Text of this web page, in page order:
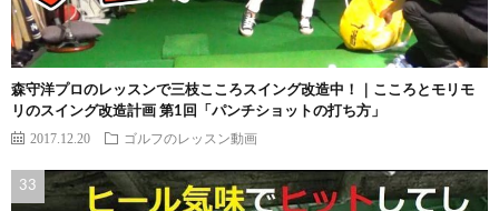
森守洋プロのレッスンで三枝こころスイング改造中！｜こころとモリモ
リのスイング改造計画 第1回「パンチショットの打ち方」
2017.12.20 ゴルフのレッスン動画